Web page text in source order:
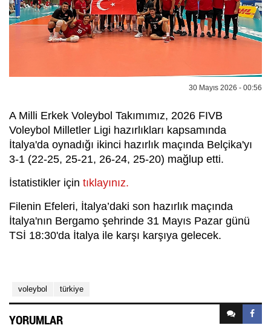
30 Mayıs 2026 - 00:56
A Milli Erkek Voleybol Takımımız, 2026 FIVB
Voleybol Milletler Ligi hazırlıkları kapsamında
İtalya'da oynadığı ikinci hazırlık maçında Belçika'yı
3-1 (22-25, 25-21, 26-24, 25-20) mağlup etti.
İstatistikler için tıklayınız.
Filenin Efeleri, İtalya’daki son hazırlık maçında
İtalya'nın Bergamo şehrinde 31 Mayıs Pazar günü
TSİ 18:30'da İtalya ile karşı karşıya gelecek.
voleybol türkiye
YORUMLAR